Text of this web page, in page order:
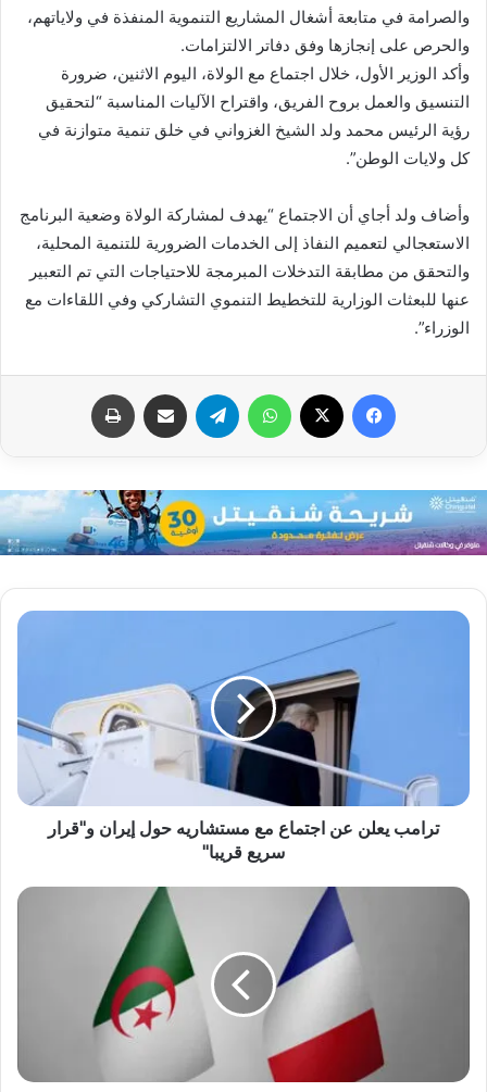
والصرامة في متابعة أشغال المشاريع التنموية المنفذة في ولاياتهم،
والحرص على إنجازها وفق دفاتر الالتزامات.
وأكد الوزير الأول، خلال اجتماع مع الولاة، اليوم الاثنين، ضرورة
التنسيق والعمل بروح الفريق، واقتراح الآليات المناسبة “لتحقيق
رؤية الرئيس محمد ولد الشيخ الغزواني في خلق تنمية متوازنة في
كل ولايات الوطن”.
وأضاف ولد أجاي أن الاجتماع “يهدف لمشاركة الولاة وضعية البرنامج
الاستعجالي لتعميم النفاذ إلى الخدمات الضرورية للتنمية المحلية،
والتحقق من مطابقة التدخلات المبرمجة للاحتياجات التي تم التعبير
عنها للبعثات الوزارية للتخطيط التنموي التشاركي وفي اللقاءات مع
الوزراء”.
فيسبوك واتساب تيلقرام مشاركة عبر البريد
ترامب يعلن عن اجتماع مع مستشاريه حول إيران و"قرار
سريع قريبا"